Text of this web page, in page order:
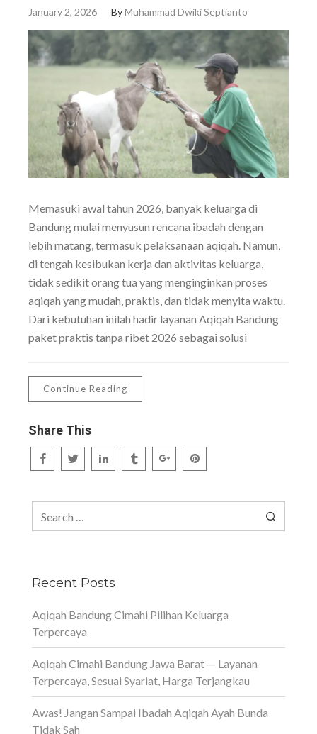
January 2, 2026 ByMuhammad Dwiki Septianto
Memasuki awal tahun 2026, banyak keluarga di
Bandung mulai menyusun rencana ibadah dengan
lebih matang, termasuk pelaksanaan aqiqah. Namun,
di tengah kesibukan kerja dan aktivitas keluarga,
tidak sedikit orang tua yang menginginkan proses
aqiqah yang mudah, praktis, dan tidak menyita waktu.
Dari kebutuhan inilah hadir layanan Aqiqah Bandung
paket praktis tanpa ribet 2026 sebagai solusi
Continue Reading
Share This
Recent Posts
Aqiqah Bandung Cimahi Pilihan Keluarga
Terpercaya
Aqiqah Cimahi Bandung Jawa Barat — Layanan
Terpercaya, Sesuai Syariat, Harga Terjangkau
Awas! Jangan Sampai Ibadah Aqiqah Ayah Bunda
Tidak Sah